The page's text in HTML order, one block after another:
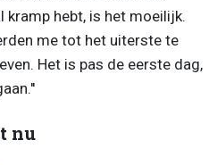
kramp hebt, is het moeilijk.
me tot het uiterste te
Het is pas de eerste dag,
nu